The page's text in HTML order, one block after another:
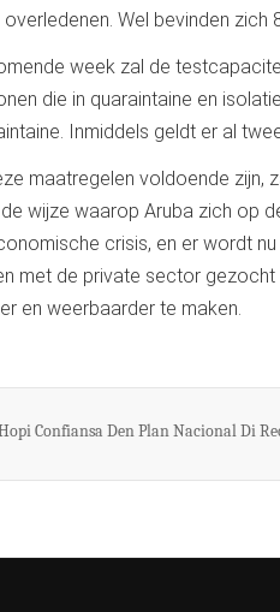
overledenen. Wel bevinden zich
week zal de
die in quaraintaine en
Inmiddels geldt er al
maatregelen voldoende zijn,
wijze waarop Aruba zich op
crisis, en er wordt
met de private sector
en weerbaarder te maken.
Confiansa Den Plan Nacional Di